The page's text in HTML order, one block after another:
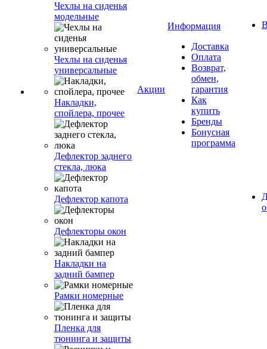
Чехлы на сиденья
модельные
Чехлы на сиденья
универсальные
Накладки,
спойлера, прочее
Дефлектор заднего
стекла, люка
Дефлектор капота
Дефлекторы окон
Накладки на
задний бампер
Рамки номерные
Пленка для
тюнинга и защиты
Акции
Информация
Доставка
Оплата
Возврат,
обмен,
гарантия
Как
купить
Бренды
Бонусная
программа